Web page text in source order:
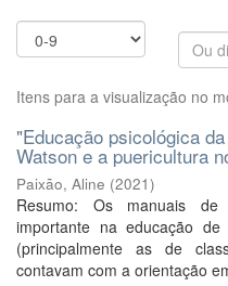
Itens para a visualização no
"Educação psicológica
Watson e a puericultura
Paixão, Aline (2021)
Resumo: Os manuais
importante na educação
(principalmente as de
contavam com a orientação